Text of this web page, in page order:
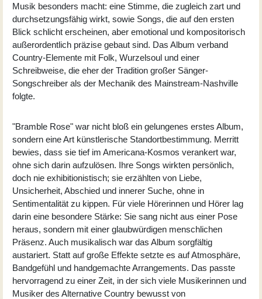
Musik besonders macht: eine Stimme, die zugleich zart und
durchsetzungsfähig wirkt, sowie Songs, die auf den ersten
Blick schlicht erscheinen, aber emotional und kompositorisch
außerordentlich präzise gebaut sind. Das Album verband
Country-Elemente mit Folk, Wurzelsoul und einer
Schreibweise, die eher der Tradition großer Sänger-
Songschreiber als der Mechanik des Mainstream-Nashville
folgte.
"Bramble Rose" war nicht bloß ein gelungenes erstes Album,
sondern eine Art künstlerische Standortbestimmung. Merritt
bewies, dass sie tief im Americana-Kosmos verankert war,
ohne sich darin aufzulösen. Ihre Songs wirkten persönlich,
doch nie exhibitionistisch; sie erzählten von Liebe,
Unsicherheit, Abschied und innerer Suche, ohne in
Sentimentalität zu kippen. Für viele Hörerinnen und Hörer lag
darin eine besondere Stärke: Sie sang nicht aus einer Pose
heraus, sondern mit einer glaubwürdigen menschlichen
Präsenz. Auch musikalisch war das Album sorgfältig
austariert. Statt auf große Effekte setzte es auf Atmosphäre,
Bandgefühl und handgemachte Arrangements. Das passte
hervorragend zu einer Zeit, in der sich viele Musikerinnen und
Musiker des Alternative Country bewusst von